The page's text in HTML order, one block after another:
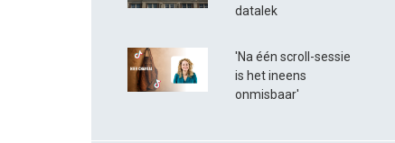
datalek
'Na één scroll-sessie
is het ineens
onmisbaar'